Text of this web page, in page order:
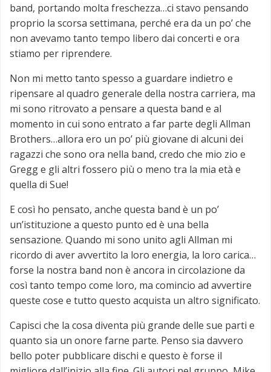
band, portando molta freschezza…ci stavo pensando
proprio la scorsa settimana, perché era da un po’ che
non avevamo tanto tempo libero dai concerti e ora
stiamo per riprendere.
Non mi metto tanto spesso a guardare indietro e
ripensare al quadro generale della nostra carriera, ma
mi sono ritrovato a pensare a questa band e al
momento in cui sono entrato a far parte degli Allman
Brothers…allora ero un po’ più giovane di alcuni dei
ragazzi che sono ora nella band, credo che mio zio e
Gregg e gli altri fossero più o meno tra la mia età e
quella di Sue!
E così ho pensato, anche questa band è un po’
un’istituzione a questo punto ed è una bella
sensazione. Quando mi sono unito agli Allman mi
ricordo di aver avvertito la loro energia, la loro carica…
forse la nostra band non è ancora in circolazione da
così tanto tempo come loro, ma comincio ad avvertire
queste cose e tutto questo acquista un altro significato.
Capisci che la cosa diventa più grande delle sue parti e
quanto sia un onore farne parte. Penso sia davvero
bello poter pubblicare dischi e questo è forse il